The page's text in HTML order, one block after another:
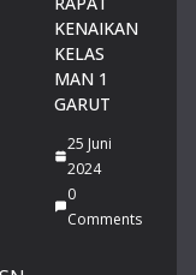
KENAIKAN
KELAS
MAN 1
GARUT
25 Juni
2024
0
Comments